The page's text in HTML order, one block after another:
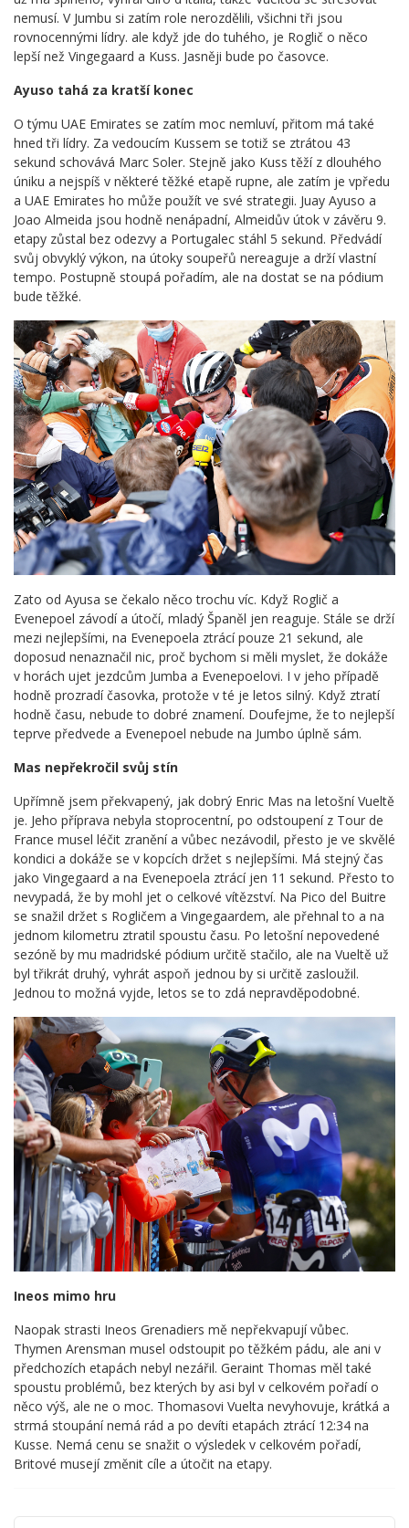
nemusí. V Jumbu si zatím role nerozdělili, všichni tři jsou
rovnocennými lídry. ale když jde do tuhého, je Roglič o něco
lepší než Vingegaard a Kuss. Jasněji bude po časovce.
Ayuso tahá za kratší konec
O týmu UAE Emirates se zatím moc nemluví, přitom má také
hned tři lídry. Za vedoucím Kussem se totiž se ztrátou 43
sekund schovává Marc Soler. Stejně jako Kuss těží z dlouhého
úniku a nejspíš v některé těžké etapě rupne, ale zatím je vpředu
a UAE Emirates ho může použít ve své strategii. Juay Ayuso a
Joao Almeida jsou hodně nenápadní, Almeidův útok v závěru 9.
etapy zůstal bez odezvy a Portugalec stáhl 5 sekund. Předvádí
svůj obvyklý výkon, na útoky soupeřů nereaguje a drží vlastní
tempo. Postupně stoupá pořadím, ale na dostat se na pódium
bude těžké.
Zato od Ayusa se čekalo něco trochu víc. Když Roglič a
Evenepoel závodí a útočí, mladý Španěl jen reaguje. Stále se drží
mezi nejlepšími, na Evenepoela ztrácí pouze 21 sekund, ale
doposud nenaznačil nic, proč bychom si měli myslet, že dokáže
v horách ujet jezdcům Jumba a Evenepoelovi. I v jeho případě
hodně prozradí časovka, protože v té je letos silný. Když ztratí
hodně času, nebude to dobré znamení. Doufejme, že to nejlepší
teprve předvede a Evenepoel nebude na Jumbo úplně sám.
Mas nepřekročil svůj stín
Upřímně jsem překvapený, jak dobrý Enric Mas na letošní Vueltě
je. Jeho příprava nebyla stoprocentní, po odstoupení z Tour de
France musel léčit zranění a vůbec nezávodil, přesto je ve skvělé
kondici a dokáže se v kopcích držet s nejlepšími. Má stejný čas
jako Vingegaard a na Evenepoela ztrácí jen 11 sekund. Přesto to
nevypadá, že by mohl jet o celkové vítězství. Na Pico del Buitre
se snažil držet s Rogličem a Vingegaardem, ale přehnal to a na
jednom kilometru ztratil spoustu času. Po letošní nepovedené
sezóně by mu madridské pódium určitě stačilo, ale na Vueltě už
byl třikrát druhý, vyhrát aspoň jednou by si určitě zasloužil.
Jednou to možná vyjde, letos se to zdá nepravděpodobné.
Ineos mimo hru
Naopak strasti Ineos Grenadiers mě nepřekvapují vůbec.
Thymen Arensman musel odstoupit po těžkém pádu, ale ani v
předchozích etapách nebyl nezářil. Geraint Thomas měl také
spoustu problémů, bez kterých by asi byl v celkovém pořadí o
něco výš, ale ne o moc. Thomasovi Vuelta nevyhovuje, krátká a
strmá stoupání nemá rád a po devíti etapách ztrácí 12:34 na
Kusse. Nemá cenu se snažit o výsledek v celkovém pořadí,
Britové musejí změnit cíle a útočit na etapy.